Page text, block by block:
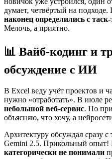
думает, четвёртый на
наконец определились с
Мелочь, а приятно.
📊 Вайб-кодинг и
обсуждение с ИИ
В Excel веду учёт проектов и
нужно «отработать». В июле
небольшой веб-сервис. По
объясняю, что хочу, а
Архитектуру обсуждал сразу с
Gemini 2.5. Прикольный опыт!
категорически не понимали